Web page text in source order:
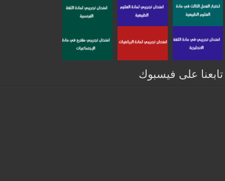
تابعنا على فيسبوك